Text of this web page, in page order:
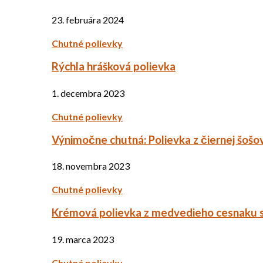
23. februára 2024
Chutné polievky
Rýchla hrášková polievka
1. decembra 2023
Chutné polievky
Výnimočne chutná: Polievka z čiernej
18. novembra 2023
Chutné polievky
Krémová polievka z medvedieho cesnaku
19. marca 2023